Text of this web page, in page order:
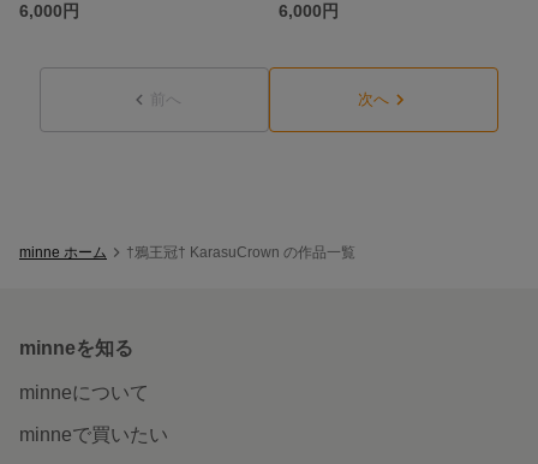
6,000円
6,000円
前へ 次へ
minne ホーム †鴉王冠† KarasuCrown の作品一覧
minneを知る
minneについて
minneで買いたい